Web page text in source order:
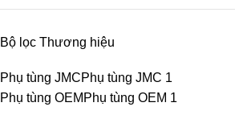
Bộ lọc Thương hiệu
Phụ tùng JMCPhụ tùng JMC 1
Phụ tùng OEM Phụ tùng OEM 1